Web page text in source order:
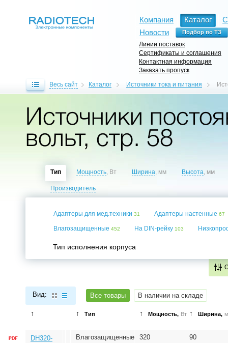
Компания Каталог
Новости
Линии поставок
Сертификаты и соглашения
Контактная информация
Заказать пропуск
Весь сайт Каталог Источники тока и питания
Источники
вольт, стр. 58
Тип Мощность, Вт Ширина, мм Высота, мм
Производитель
Адаптеры для мед.техники 31 Адаптеры настенные 67
Влагозащищенные 452 На DIN-рейку 103
Тип исполнения корпуса
Вид: Все товары В наличии на складе
↑ ↑ Тип ↑ Мощность, Вт ↑ Ширина,
DH320-
Влагозащищенные 320 90